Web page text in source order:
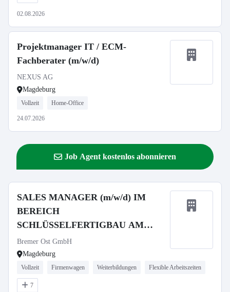
02.08.2026
Projektmanager IT / ECM-
Fachberater (m/w/d)
NEXUS AG
Magdeburg
Vollzeit Home-Office
24.07.2026
Job Agent kostenlos abonnieren
SALES MANAGER (m/w/d) IM
BEREICH
SCHLÜSSELFERTIGBAU AM
STANDORT MAGDEBURG
Bremer Ost GmbH
Magdeburg
Vollzeit Firmenwagen Weiterbildungen Flexible Arbeitszeiten
7